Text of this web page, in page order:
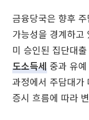
금융당국은 향후
가능성을 경계하고
미 승인된 집단대
도소득세 중과 유
과정에서 주담대가
증시 흐름에 따라